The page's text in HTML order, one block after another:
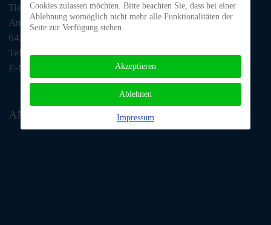
Tiere in Not Odenwald e.V.
Am Morsberg 1
64385 Reichelsheim
Telefon: 06063 / 939 848
E-Mail: tino@tiere-in-not-odenwald.de
ANFAHRT
Cookies zulassen möchten. Bitte beachten Sie, dass bei einer
Ablehnung womöglich nicht mehr alle Funktionalitäten der
Seite zur Verfügung stehen.
Akzeptieren
Ablehnen
Impressum